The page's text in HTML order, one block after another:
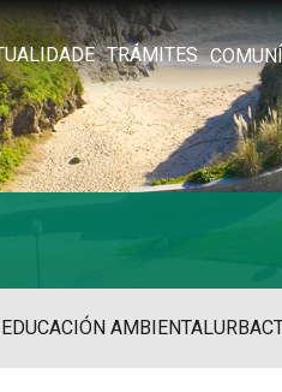
TRÁMITES
AMBIENTAL